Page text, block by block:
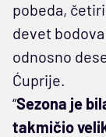
pobeda,
devet
odnosno
Ćuprije.
“Sezona je
takmičio